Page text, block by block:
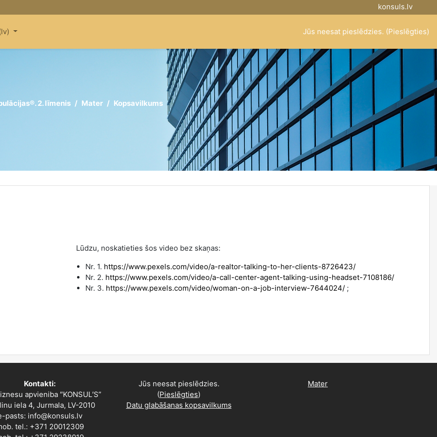
konsuls.lv
Jūs neesat pieslēdzies. (Pieslēgties)
2. līmenis Mater Kopsavilkums
Lūdzu, noskatieties šos video bez skaņas:
Nr. 1. https://www.pexels.com/video/a-realtor-talking-to-her-clients-8726423/
Nr. 2. https://www.pexels.com/video/a-call-center-agent-talking-using-headset-7108186/
Nr. 3. https://www.pexels.com/video/woman-on-a-job-interview-7644024/ ;
Kontakti:
apvieniba ″KONSUL′S”
iela 4, Jurmala, LV-2010
pasts: info@konsuls.lv
tel.: +371 20012309
Jūs neesat pieslēdzies.
(Pieslēgties)
Datu glabāšanas kopsavilkums
Mater